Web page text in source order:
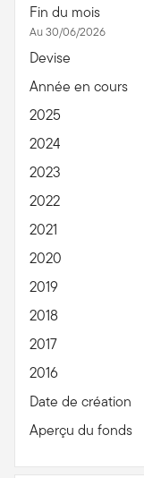
Fin du mois
Au 30/06/2026
Devise
Année en cours
2025
2024
2023
2022
2021
2020
2019
2018
2017
2016
Date de création
Aperçu du fonds